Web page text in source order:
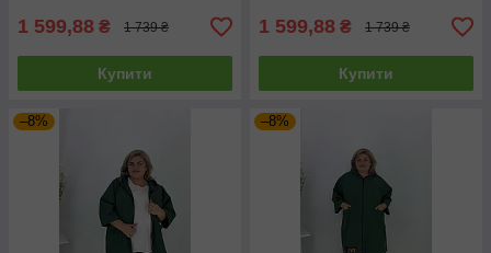
1 599,88 ₴ 1 739 ₴
Купити
1 599,88 ₴ 1 739 ₴
Купити
–8% –8%